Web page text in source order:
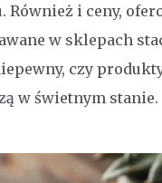
i ceny,
w sklepach
czy
w świetnym stanie.